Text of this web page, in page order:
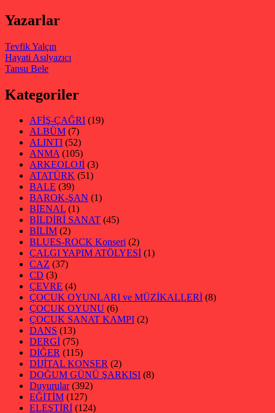
Yazarlar
Tevfik Yalçın
Hayati Asılyazıcı
Tansu Bele
Kategoriler
AFİŞ-ÇAĞRI (19)
ALBÜM (7)
ALINTI (52)
ANMA(105)
ARKEOLOJİ (3)
ATATÜRK (51)
BALE (39)
BAROK-ŞAN (1)
BİENAL (1)
BİLDİRİ SANAT (45)
BİLİM (2)
BLUES-ROCK Konseri (2)
ÇALGI YAPIM ATÖLYESİ (1)
CAZ (37)
CD (3)
ÇEVRE (4)
ÇOCUK OYUNLARI ve MÜZİKALLERİ (8)
ÇOCUK OYUNU (6)
ÇOCUK SANAT KAMPI (2)
DANS (13)
DERGİ (75)
DİĞER (115)
DİJİTAL KONSER (2)
DOĞUM GÜNÜ ŞARKISI (8)
Duyurular(392)
EĞİTİM (127)
ELEŞTİRİ (124)